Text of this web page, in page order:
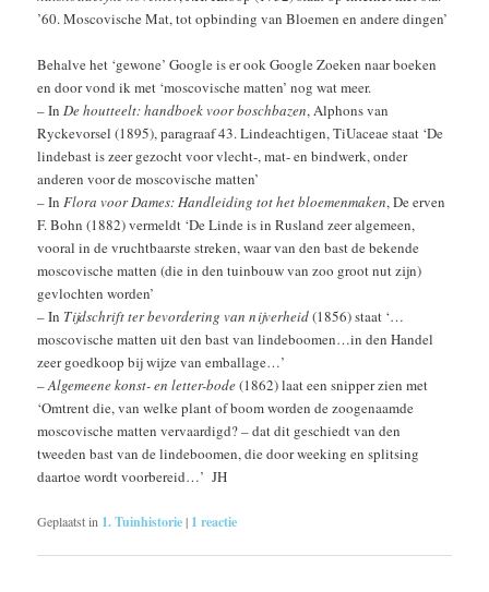
’60. Moscovische Mat, tot opbinding van Bloemen en andere dingen’
Behalve het ‘gewone’ Google is er ook Google Zoeken naar boeken
en door vond ik met ‘moscovische matten’ nog wat meer.
– InDe houtteelt: handboek voor boschbazen, Alphons van
Ryckevorsel (1895), paragraaf 43. Lindeachtigen, TiUaceae staat ‘De
lindebast is zeer gezocht voor vlecht-, mat- en bindwerk, onder
anderen voor de moscovische matten’
– InFlora voor Dames: Handleiding tot het bloemenmaken, De erven
F. Bohn (1882) vermeldt ‘De Linde is in Rusland zeer algemeen,
vooral in de vruchtbaarste streken, waar van den bast de bekende
moscovische matten (die in den tuinbouw van zoo groot nut zijn)
gevlochten worden’
– In Tijdschrift ter bevordering van nijverheid(1856) staat ‘…
moscovische matten uit den bast van lindeboomen…in den Handel
zeer goedkoop bij wijze van emballage…’
–Algemeene konst- en letter-bode(1862) laat een snipper zien met
‘Omtrent die, van welke plant of boom worden de zoogenaamde
moscovische matten vervaardigd? – dat dit geschiedt van den
tweeden bast van de lindeboomen, die door weeking en splitsing
daartoe wordt voorbereid…’ JH
Geplaatst in 1. Tuinhistorie| 1 reactie